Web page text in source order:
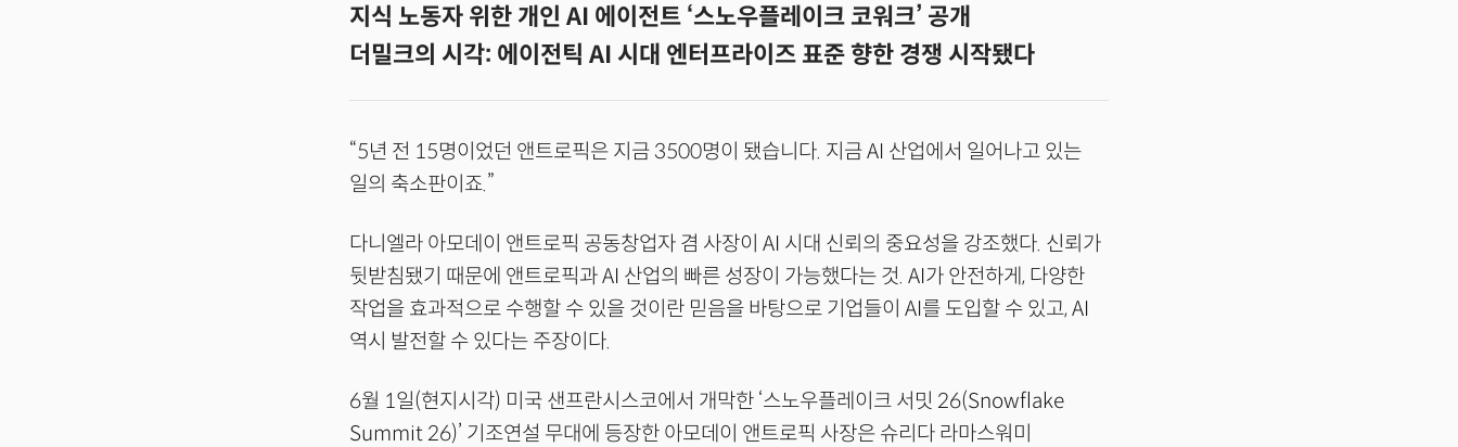
지식 노동자 위한 개인 AI 에이전트 ‘스노우플레이크 코워크’ 공개
더밀크의 시각: 에이전틱 AI 시대 엔터프라이즈 표준 향한 경쟁 시작됐다
“5년 전 15명이었던 앤트로픽은 지금 3500명이 됐습니다. 지금 AI 산업에서 일어나고 있는
일의 축소판이죠.”
다니엘라 아모데이 앤트로픽 공동창업자 겸 사장이 AI 시대 신뢰의 중요성을 강조했다. 신뢰가
뒷받침됐기 때문에 앤트로픽과 AI 산업의 빠른 성장이 가능했다는 것. AI가 안전하게, 다양한
작업을 효과적으로 수행할 수 있을 것이란 믿음을 바탕으로 기업들이 AI를 도입할 수 있고, AI
역시 발전할 수 있다는 주장이다.
6월 1일(현지시각) 미국 샌프란시스코에서 개막한 ‘스노우플레이크 서밋 26(Snowflake
Summit 26)’ 기조연설 무대에 등장한 아모데이 앤트로픽 사장은 슈리다 라마스워미